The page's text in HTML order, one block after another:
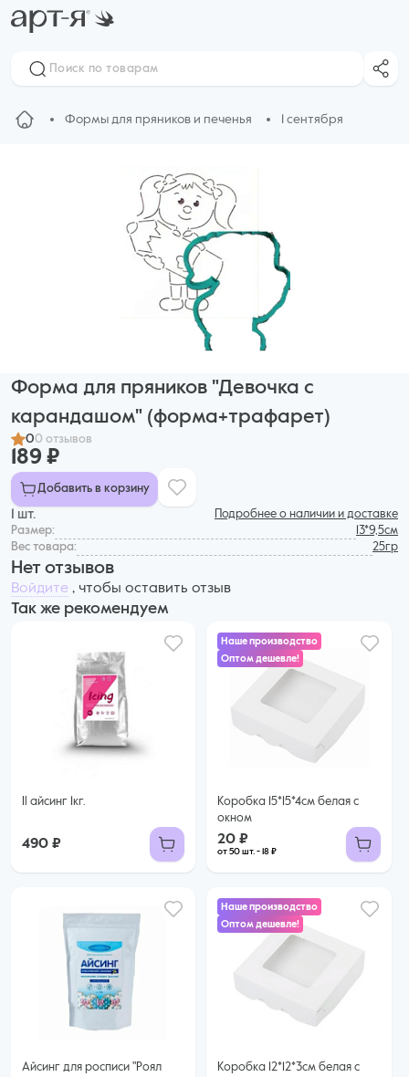
Формы для пряников и печенья 1 сентября
Форма для пряников "Девочка с
карандашом" (форма+трафарет)
00 отзывов
189 ₽
Добавить в корзину
1 шт.
Подробнее о наличии и доставке
Размер:
13*9,5см
Вес товара:
25гр
Нет отзывов
Войдите , чтобы оставить отзыв
Так же рекомендуем
Il айсинг 1кг.
490 ₽
Наше производство
Оптом дешевле!
Коробка 15*15*4см белая с
окном
20 ₽
от 50 шт. - 18 ₽
20 ₽
18 ₽ за шт. при заказе от 50 шт.
Купить оптом
Айсинг для росписи "Роял
Наше производство
Оптом дешевле!
Коробка 12*12*3см белая с
18 ₽
16 ₽ за шт. при заказе от 50 шт.
Купить оптом